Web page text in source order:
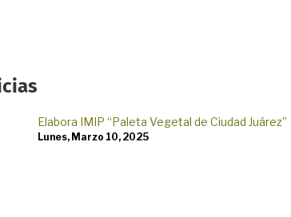
Elabora IMIP “Paleta Vegetal de Ciudad Juárez”
Lunes, Marzo 10, 2025